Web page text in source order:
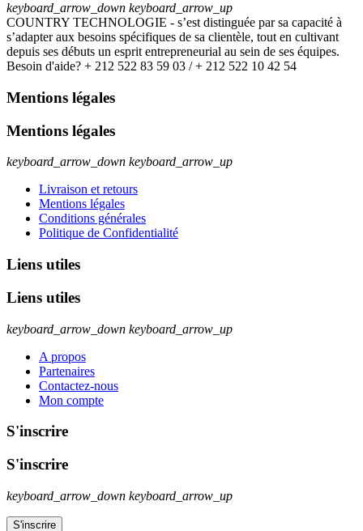
keyboard_arrow_down keyboard_arrow_up
COUNTRY TECHNOLOGIE - s’est distinguée par sa capacité à
s’adapter aux besoins spécifiques de sa clientèle, tout en cultivant
depuis ses débuts un esprit entrepreneurial au sein de ses équipes.
Besoin d'aide? + 212 522 83 59 03 / + 212 522 10 42 54
Mentions légales
Mentions légales
keyboard_arrow_down keyboard_arrow_up
Livraison et retours
Mentions légales
Conditions générales
Politique de Confidentialité
Liens utiles
Liens utiles
keyboard_arrow_down keyboard_arrow_up
A propos
Partenaires
Contactez-nous
Mon compte
S'inscrire
S'inscrire
keyboard_arrow_down keyboard_arrow_up